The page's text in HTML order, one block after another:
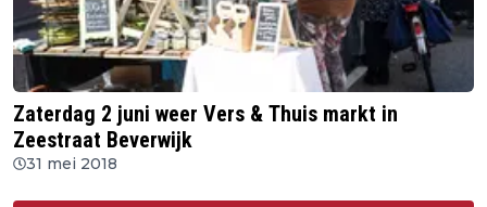
Zaterdag 2 juni weer Vers & Thuis markt in
Zeestraat Beverwijk
31 mei 2018